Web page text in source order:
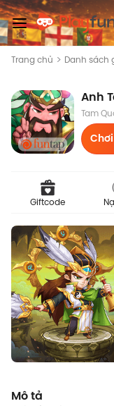
Trang chủ Danh sách
Anh
Tam
Giftcode
Mô tả